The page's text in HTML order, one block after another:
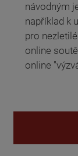
návodným
například k
pro
online
online